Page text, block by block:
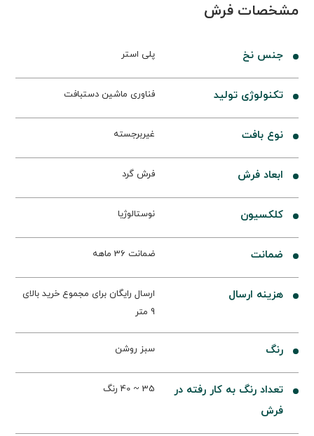
مشخصات فرش
جنس نخ پلی استر
تکنولوژی تولید فناوری ماشین دستبافت
نوع بافت غیربرجسته
ابعاد فرش فرش گرد
کلکسیون نوستالوژیا
ضمانت ضمانت 36 ماهه
هزینه ارسال
ارسال رایگان برای مجموع خرید بالای
9 متر
رنگ سبز روشن
تعداد رنگ به کار رفته در
فرش
35 ~ 40 رنگ